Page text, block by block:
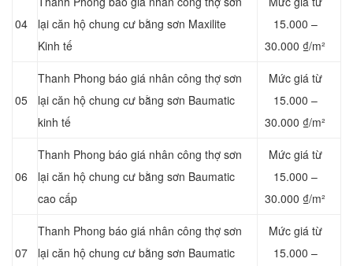
04
lại căn hộ chung cư bằng sơn Maxilite
Kinh tế
15.000 –
30.000 ₫/m²
05
Thanh Phong báo giá nhân công thợ sơn
lại căn hộ chung cư bằng sơn Baumatic
kinh tế
Mức giá từ
15.000 –
30.000 ₫/m²
06
Thanh Phong báo giá nhân công thợ sơn
lại căn hộ chung cư bằng sơn Baumatic
cao cấp
Mức giá từ
15.000 –
30.000 ₫/m²
07
Thanh Phong báo giá nhân công thợ sơn
lại căn hộ chung cư bằng sơn Baumatic
Mức giá từ
15.000 –